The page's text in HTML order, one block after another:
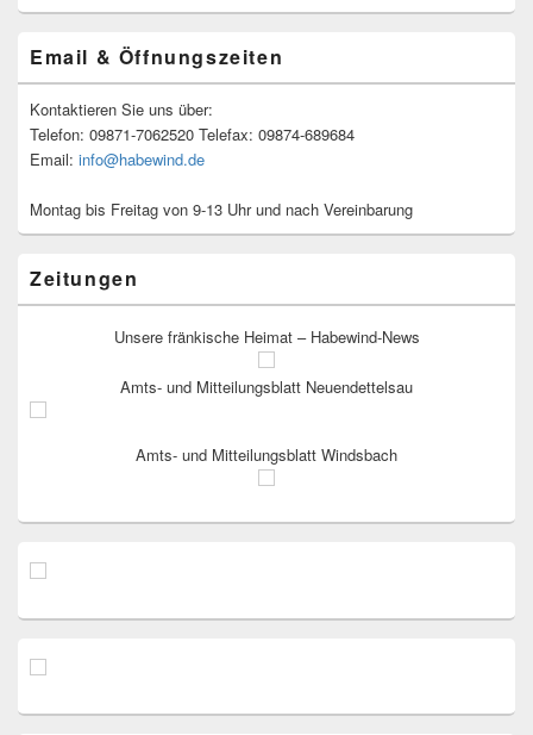
Email & Öffnungszeiten
Kontaktieren Sie uns über:
Telefon: 09871-7062520 Telefax: 09874-689684
Email: info@habewind.de
Montag bis Freitag von 9-13 Uhr und nach Vereinbarung
Zeitungen
Unsere fränkische Heimat – Habewind-News
Amts- und Mitteilungsblatt Neuendettelsau
Amts- und Mitteilungsblatt Windsbach